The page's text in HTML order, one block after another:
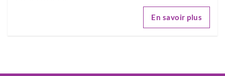
En savoir plus